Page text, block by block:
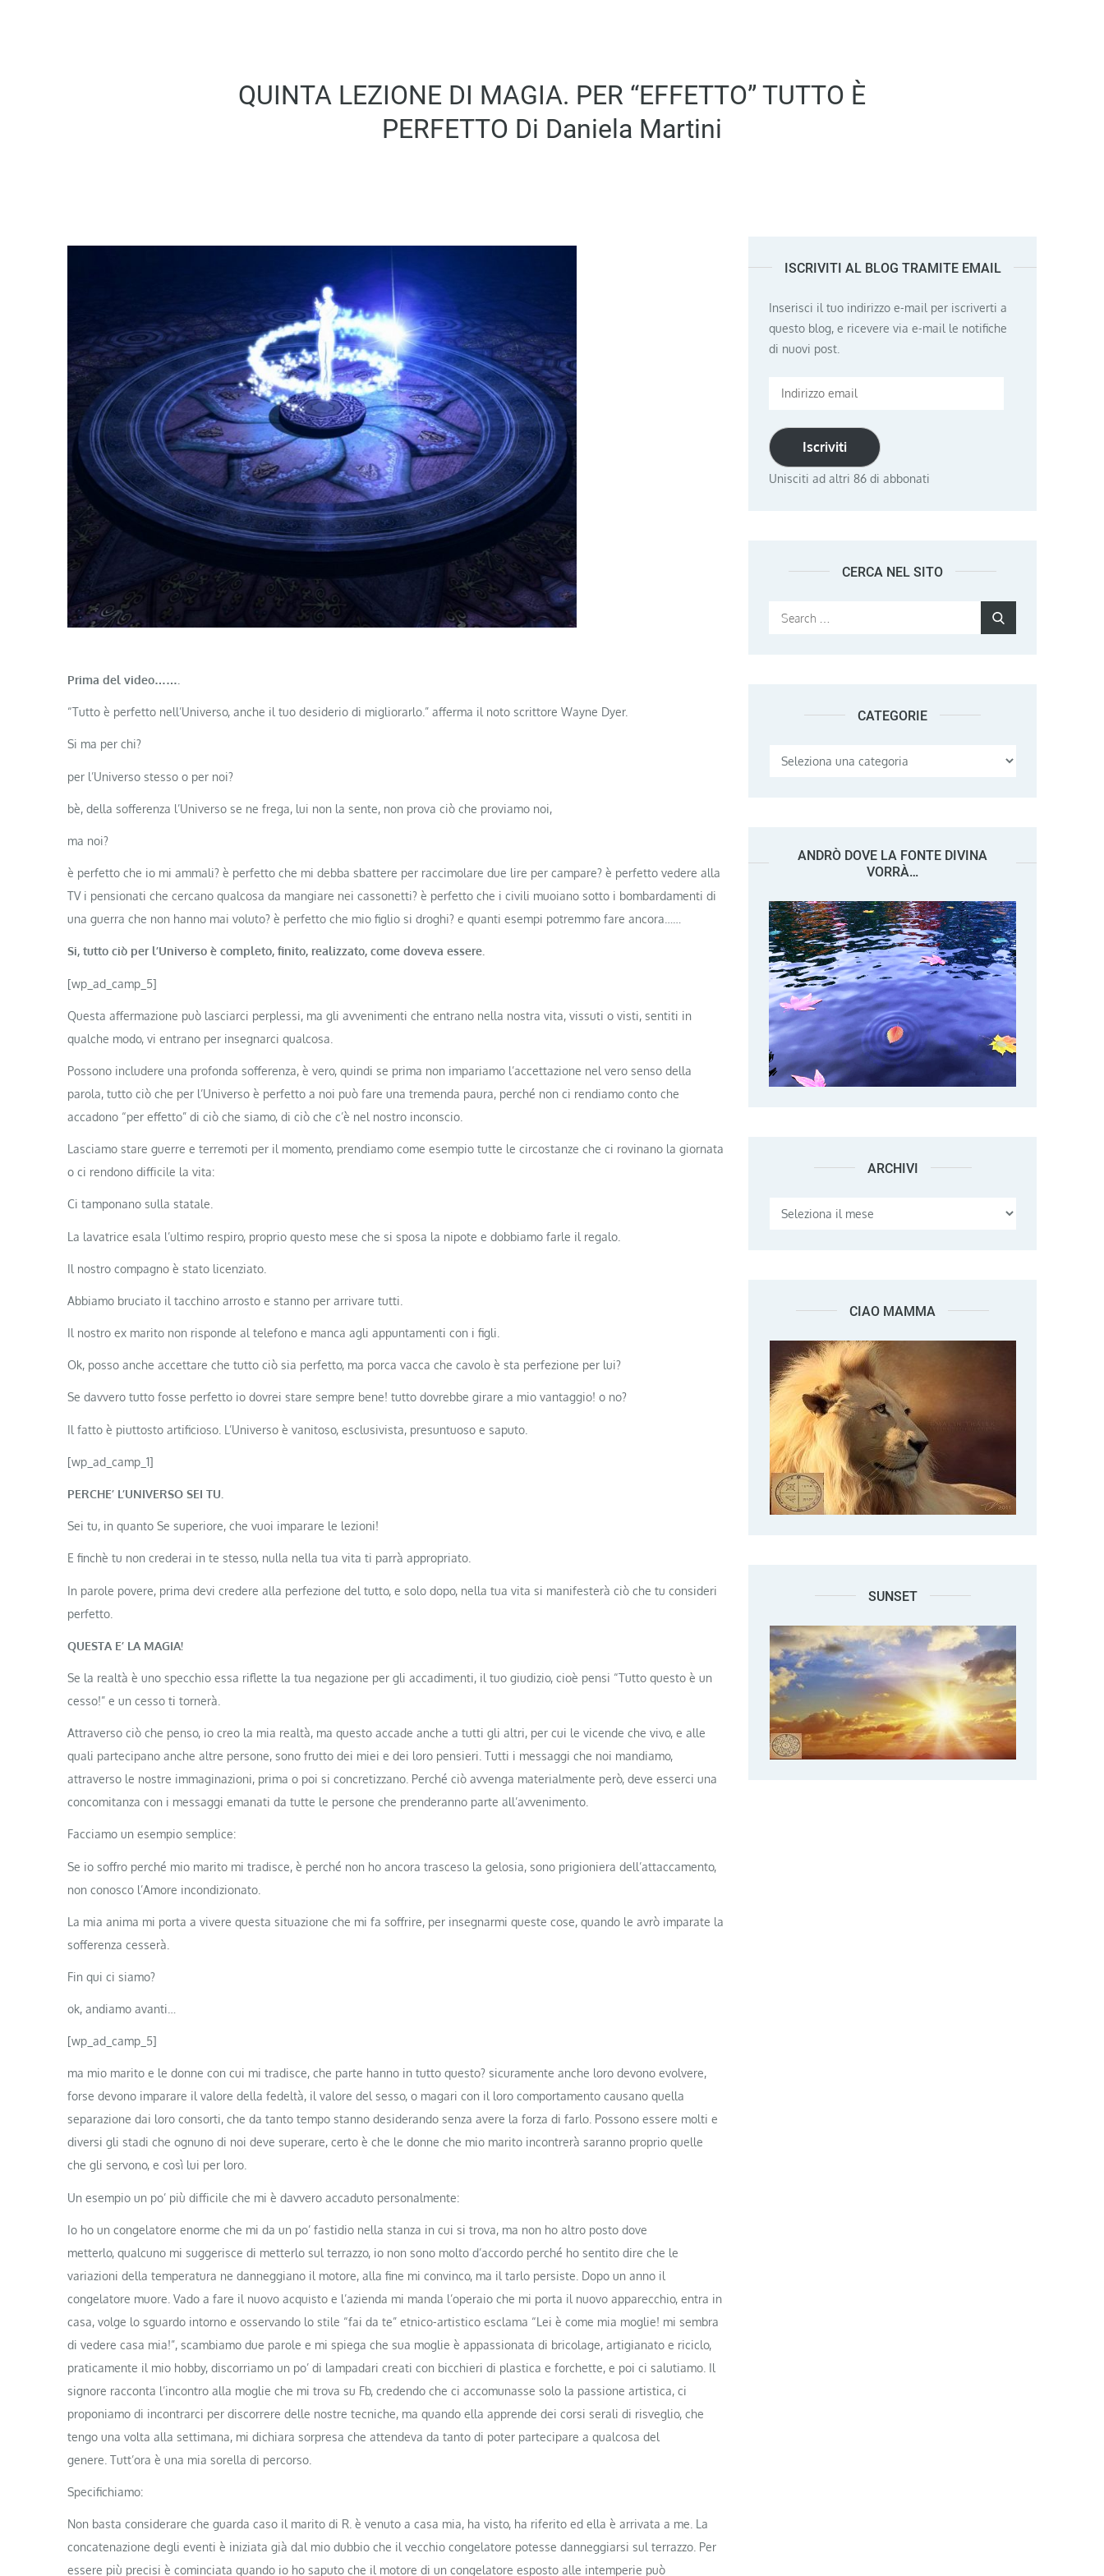
QUINTA LEZIONE DI MAGIA. PER “EFFETTO” TUTTO È
PERFETTO Di Daniela Martini
Prima del video…….
“Tutto è perfetto nell’Universo, anche il tuo desiderio di migliorarlo.” afferma il noto scrittore Wayne Dyer.
Si ma per chi?
per l’Universo stesso o per noi?
bè, della sofferenza l’Universo se ne frega, lui non la sente, non prova ciò che proviamo noi,
ma noi?
è perfetto che io mi ammali? è perfetto che mi debba sbattere per raccimolare due lire per campare? è perfetto vedere alla
TV i pensionati che cercano qualcosa da mangiare nei cassonetti? è perfetto che i civili muoiano sotto i bombardamenti di
una guerra che non hanno mai voluto? è perfetto che mio figlio si droghi? e quanti esempi potremmo fare ancora……
Si, tutto ciò per l’Universo è completo, finito, realizzato, come doveva essere.
[wp_ad_camp_5]
Questa affermazione può lasciarci perplessi, ma gli avvenimenti che entrano nella nostra vita, vissuti o visti, sentiti in
qualche modo, vi entrano per insegnarci qualcosa.
Possono includere una profonda sofferenza, è vero, quindi se prima non impariamo l’accettazione nel vero senso della
parola, tutto ciò che per l’Universo è perfetto a noi può fare una tremenda paura, perché non ci rendiamo conto che
accadono “per effetto” di ciò che siamo, di ciò che c’è nel nostro inconscio.
Lasciamo stare guerre e terremoti per il momento, prendiamo come esempio tutte le circostanze che ci rovinano la giornata
o ci rendono difficile la vita:
Ci tamponano sulla statale.
La lavatrice esala l’ultimo respiro, proprio questo mese che si sposa la nipote e dobbiamo farle il regalo.
Il nostro compagno è stato licenziato.
Abbiamo bruciato il tacchino arrosto e stanno per arrivare tutti.
Il nostro ex marito non risponde al telefono e manca agli appuntamenti con i figli.
Ok, posso anche accettare che tutto ciò sia perfetto, ma porca vacca che cavolo è sta perfezione per lui?
Se davvero tutto fosse perfetto io dovrei stare sempre bene! tutto dovrebbe girare a mio vantaggio! o no?
Il fatto è piuttosto artificioso. L’Universo è vanitoso, esclusivista, presuntuoso e saputo.
[wp_ad_camp_1]
PERCHE’ L’UNIVERSO SEI TU.
Sei tu, in quanto Se superiore, che vuoi imparare le lezioni!
E finchè tu non crederai in te stesso, nulla nella tua vita ti parrà appropriato.
In parole povere, prima devi credere alla perfezione del tutto, e solo dopo, nella tua vita si manifesterà ciò che tu consideri
perfetto.
QUESTA E’ LA MAGIA!
Se la realtà è uno specchio essa riflette la tua negazione per gli accadimenti, il tuo giudizio, cioè pensi “Tutto questo è un
cesso!” e un cesso ti tornerà.
Attraverso ciò che penso, io creo la mia realtà, ma questo accade anche a tutti gli altri, per cui le vicende che vivo, e alle
quali partecipano anche altre persone, sono frutto dei miei e dei loro pensieri. Tutti i messaggi che noi mandiamo,
attraverso le nostre immaginazioni, prima o poi si concretizzano. Perché ciò avvenga materialmente però, deve esserci una
concomitanza con i messaggi emanati da tutte le persone che prenderanno parte all’avvenimento.
Facciamo un esempio semplice:
Se io soffro perché mio marito mi tradisce, è perché non ho ancora trasceso la gelosia, sono prigioniera dell’attaccamento,
non conosco l’Amore incondizionato.
La mia anima mi porta a vivere questa situazione che mi fa soffrire, per insegnarmi queste cose, quando le avrò imparate la
sofferenza cesserà.
Fin qui ci siamo?
ok, andiamo avanti…
[wp_ad_camp_5]
ma mio marito e le donne con cui mi tradisce, che parte hanno in tutto questo? sicuramente anche loro devono evolvere,
forse devono imparare il valore della fedeltà, il valore del sesso, o magari con il loro comportamento causano quella
separazione dai loro consorti, che da tanto tempo stanno desiderando senza avere la forza di farlo. Possono essere molti e
diversi gli stadi che ognuno di noi deve superare, certo è che le donne che mio marito incontrerà saranno proprio quelle
che gli servono, e così lui per loro.
Un esempio un po’ più difficile che mi è davvero accaduto personalmente:
Io ho un congelatore enorme che mi da un po’ fastidio nella stanza in cui si trova, ma non ho altro posto dove
metterlo, qualcuno mi suggerisce di metterlo sul terrazzo, io non sono molto d’accordo perché ho sentito dire che le
variazioni della temperatura ne danneggiano il motore, alla fine mi convinco, ma il tarlo persiste. Dopo un anno il
congelatore muore. Vado a fare il nuovo acquisto e l’azienda mi manda l’operaio che mi porta il nuovo apparecchio, entra in
casa, volge lo sguardo intorno e osservando lo stile “fai da te” etnico-artistico esclama “Lei è come mia moglie! mi sembra
di vedere casa mia!”, scambiamo due parole e mi spiega che sua moglie è appassionata di bricolage, artigianato e riciclo,
praticamente il mio hobby, discorriamo un po’ di lampadari creati con bicchieri di plastica e forchette, e poi ci salutiamo. Il
signore racconta l’incontro alla moglie che mi trova su Fb, credendo che ci accomunasse solo la passione artistica, ci
proponiamo di incontrarci per discorrere delle nostre tecniche, ma quando ella apprende dei corsi serali di risveglio, che
tengo una volta alla settimana, mi dichiara sorpresa che attendeva da tanto di poter partecipare a qualcosa del
genere. Tutt’ora è una mia sorella di percorso.
Specifichiamo:
Non basta considerare che guarda caso il marito di R. è venuto a casa mia, ha visto, ha riferito ed ella è arrivata a me. La
concatenazione degli eventi è iniziata già dal mio dubbio che il vecchio congelatore potesse danneggiarsi sul terrazzo. Per
essere più precisi è cominciata quando io ho saputo che il motore di un congelatore esposto alle intemperie può
ISCRIVITI AL BLOG TRAMITE EMAIL
Inserisci il tuo indirizzo e-mail per iscriverti a
questo blog, e ricevere via e-mail le notifiche
di nuovi post.
Indirizzo
Iscriviti
Unisciti ad altri 86 di abbonati
CERCA NEL SITO
Search
CATEGORIE
Categorie
ANDRÒ DOVE LA FONTE DIVINA
VORRÀ…
ARCHIVI Archivi
CIAO MAMMA
SUNSET